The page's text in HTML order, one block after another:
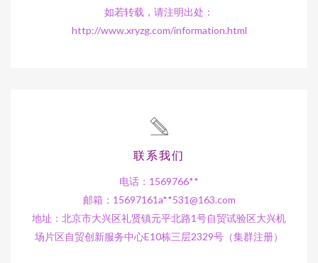
如若转载，请注明出处：
http://www.xryzg.com/information.html
联系我们
电话：1569766**
邮箱：15697161a**531@163.com
地址：北京市大兴区礼贤镇元平北路1号自贸试验区大兴机
场片区自贸创新服务中心E10栋三层2329号（集群注册）